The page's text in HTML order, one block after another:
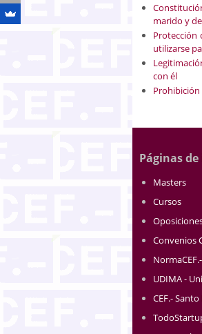
marido y
Protección
utilizarse
con él
Páginas
Masters
Cursos
Convenios
UDIMA -
CEF.-